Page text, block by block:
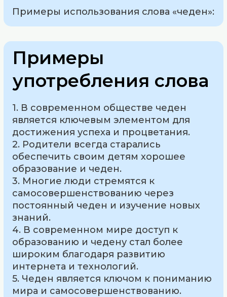
Примеры использования слова «чеден»:
Примеры
употребления слова
1. В современном обществе чеден
является ключевым элементом для
достижения успеха и процветания.
2. Родители всегда старались
обеспечить своим детям хорошее
образование и чеден.
3. Многие люди стремятся к
самосовершенствованию через
постоянный чеден и изучение новых
знаний.
4. В современном мире доступ к
образованию и чедену стал более
широким благодаря развитию
интернета и технологий.
5. Чеден является ключом к пониманию
мира и самосовершенствованию.